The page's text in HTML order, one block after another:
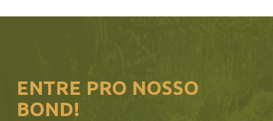
ENTRE PRO NOSSO
BOND!